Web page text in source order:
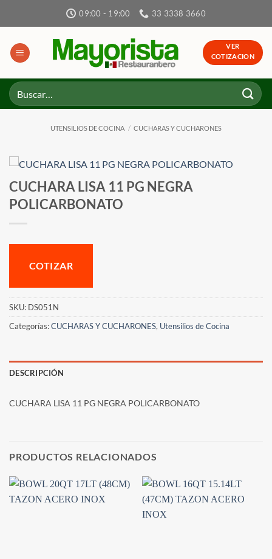
09:00 - 19:00 33 3338 3660
VER
COTIZACION
Buscar
por:
UTENSILIOS DE COCINA / CUCHARAS Y CUCHARONES
CUCHARA LISA 11 PG NEGRA
POLICARBONATO
COTIZAR
SKU: DS051N
Categorías:CUCHARAS Y CUCHARONES, Utensilios de Cocina
DESCRIPCIÓN
CUCHARA LISA 11 PG NEGRA POLICARBONATO
PRODUCTOS RELACIONADOS